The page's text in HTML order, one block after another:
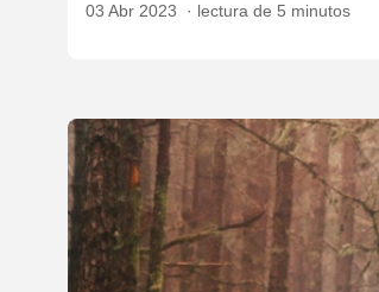
03 Abr 2023
lectura de 5 minutos